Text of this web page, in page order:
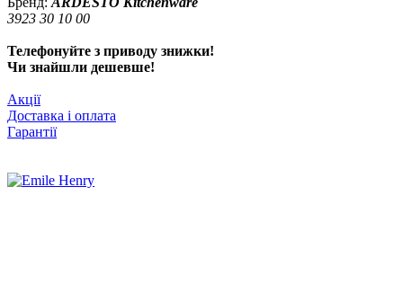
3923 30 10 00
Телефонуйте з приводу знижки!
Чи знайшли дешевше!
Акції
Доставка і оплата
Гарантії